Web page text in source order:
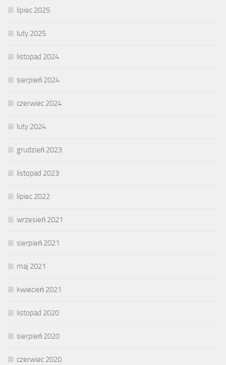
lipiec 2025
luty 2025
listopad 2024
sierpień 2024
czerwiec 2024
luty 2024
grudzień 2023
listopad 2023
lipiec 2022
wrzesień 2021
sierpień 2021
maj 2021
kwiecień 2021
listopad 2020
sierpień 2020
czerwiec 2020